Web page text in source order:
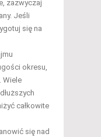
zazwyczaj
Jeśli
się na
okresu,
Wiele
całkowite
się nad